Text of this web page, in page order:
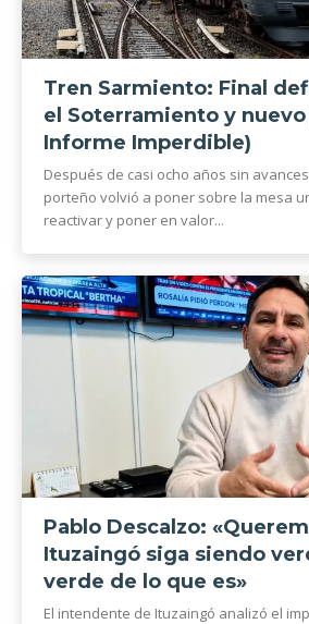
Tren Sarmiento: Final
el Soterramiento y
Informe Imperdible)
Después de casi ocho años sin
porteño volvió a poner sobre la mesa
reactivar y poner en valor...
Pablo Descalzo:
Ituzaingó siga siendo
verde de lo que es»
El intendente de Ituzaingó analizó el